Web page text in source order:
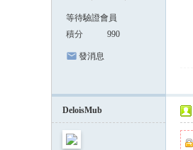
等待驗證會員
積分
990
發消息
DeloisMub